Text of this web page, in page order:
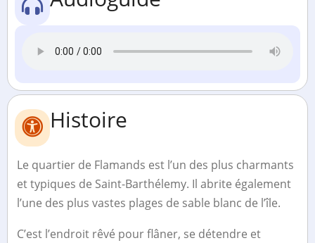
Histoire
Le quartier de Flamands est l’un des plus charmants
et typiques de Saint-Barthélemy. Il abrite également
l’une des plus vastes plages de sable blanc de l’île.
C’est l’endroit rêvé pour flâner, se détendre et